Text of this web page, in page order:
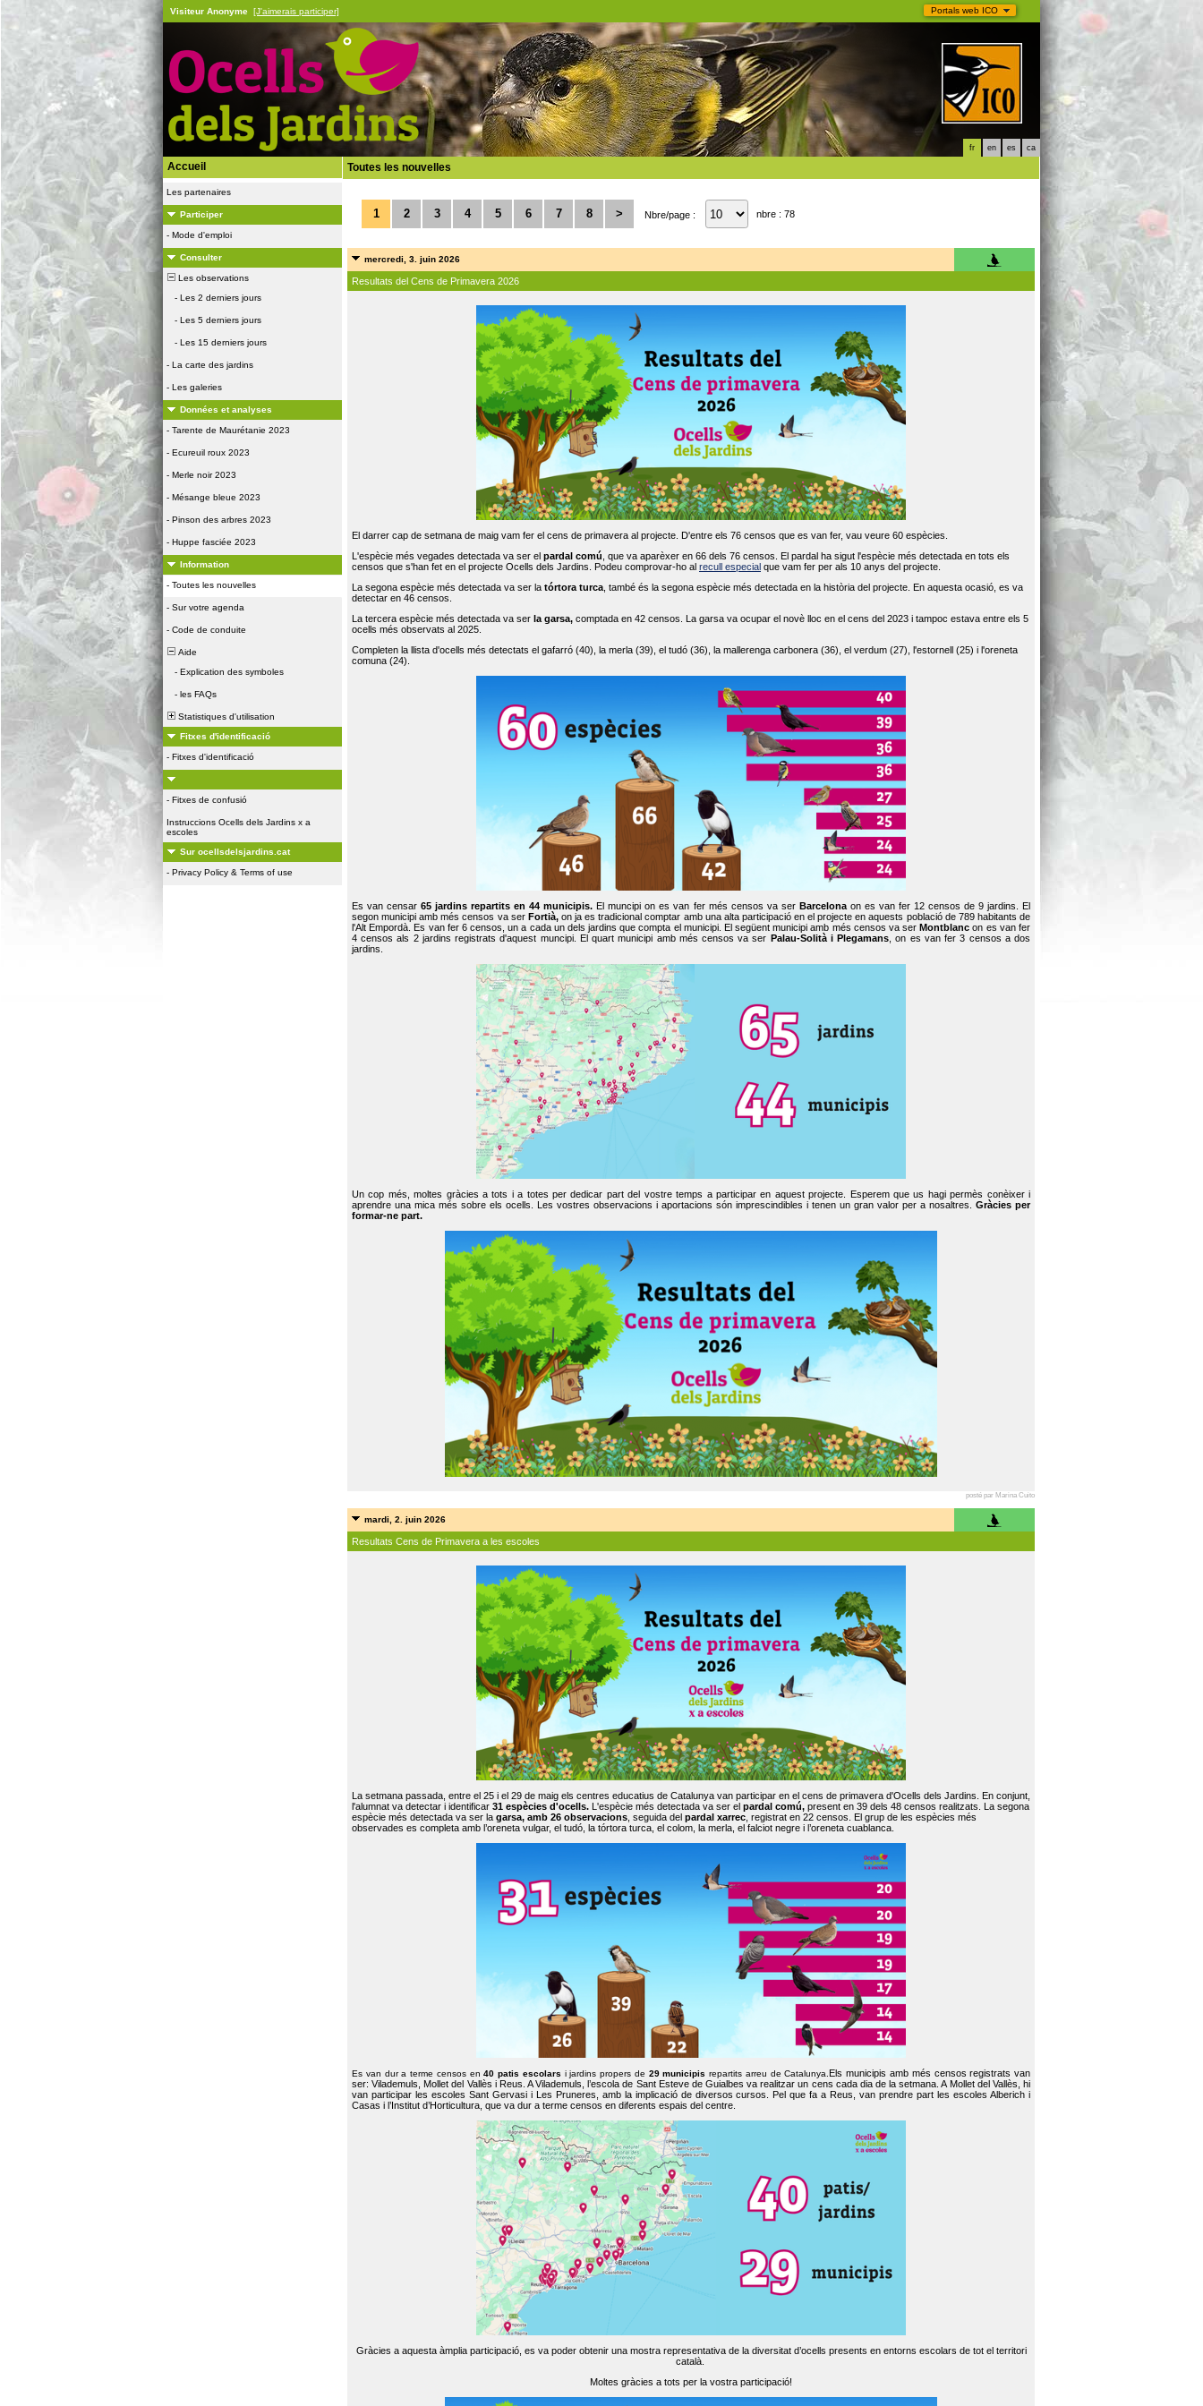
Portals web ICO
Visiteur Anonyme [J'aimerais participer]
fr en es ca
Accueil
Les partenaires
Participer
- Mode d'emploi
Consulter
Les observations
- Les 2 derniers jours
- Les 5 derniers jours
- Les 15 derniers jours
- La carte des jardins
- Les galeries
Données et analyses
- Tarente de Maurétanie 2023
- Ecureuil roux 2023
- Merle noir 2023
- Mésange bleue 2023
- Pinson des arbres 2023
- Huppe fasciée 2023
Information
- Toutes les nouvelles
- Sur votre agenda
- Code de conduite
Aide
- Explication des symboles
- les FAQs
Statistiques d'utilisation
Fitxes d'identificació
- Fitxes d'identificació
- Fitxes de confusió
Instruccions Ocells dels Jardins x a
escoles
Sur ocellsdelsjardins.cat
- Privacy Policy & Terms of use
Toutes les nouvelles
1 2 3 4 5 6 7 8 > Nbre/page : nbre : 78
mercredi, 3. juin 2026
Resultats del Cens de Primavera 2026
El darrer cap de setmana de maig vam fer el cens de primavera al projecte. D'entre els 76 censos que es van fer, vau veure 60 espècies.
L'espècie més vegades detectada va ser el pardal comú , que va aparèxer en 66 dels 76 censos. El pardal ha sigut l'espècie més detectada en tots els
censos que s'han fet en el projecte Ocells dels Jardins. Podeu comprovar-ho al recull especial que vam fer per als 10 anys del projecte.
La segona espècie més detectada va ser la tórtora turca , també és la segona espècie més detectada en la història del projecte. En aquesta ocasió, es va
detectar en 46 censos.
La tercera espècie més detectada va ser la garsa, comptada en 42 censos. La garsa va ocupar el novè lloc en el cens del 2023 i tampoc estava entre els 5
ocells més observats al 2025.
Completen la llista d'ocells més detectats el gafarró (40), la merla (39), el tudó (36), la mallerenga carbonera (36), el verdum (27), l'estornell (25) i l'oreneta
comuna (24).
Es van censar65 jardins repartits en 44 municipis. El muncipi on es van fer més censos va ser Barcelonaon es van fer 12 censos de 9 jardins. El
segon municipi amb més censos va ser Fortià, on ja es tradicional comptar amb una alta participació en el projecte en aquests població de 789 habitants de
l'Alt Empordà. Es van fer 6 censos, un a cada un dels jardins que compta el municipi. El següent municipi amb més censos va serMontblanc on es van fer
4 censos als 2 jardins registrats d'aquest muncipi. El quart municipi amb més censos va ser Palau-Solità i Plegamans , on es van fer 3 censos a dos
jardins.
Un cop més, moltes gràcies a tots i a totes per dedicar part del vostre temps a participar en aquest projecte. Esperem que us hagi permès conèixer i
aprendre una mica més sobre els ocells. Les vostres observacions i aportacions són imprescindibles i tenen un gran valor per a nosaltres. Gràcies per
formar-ne part.
posté par Marina Cuito
mardi, 2. juin 2026
Resultats Cens de Primavera a les escoles
La setmana passada, entre el 25 i el 29 de maig els centres educatius de Catalunya van participar en el cens de primavera d'Ocells dels Jardins. En conjunt,
l'alumnat va detectar i identificar 31 espècies d'ocells. L'espècie més detectada va ser el pardal comú, present en 39 dels 48 censos realitzats. La segona
espècie més detectada va ser la garsa, amb 26 observacions , seguida del pardal xarrec , registrat en 22 censos. El grup de les espècies més
observades es completa amb l’oreneta vulgar, el tudó, la tórtora turca, el colom, la merla, el falciot negre i l’oreneta cuablanca.
Es van dur a terme censos en40 patis escolars i jardins propers de 29 municipis repartits arreu de Catalunya. Els municipis amb més censos registrats van
ser: Vilademuls, Mollet del Vallès i Reus. A Vilademuls, l’escola de Sant Esteve de Guialbes va realitzar un cens cada dia de la setmana. A Mollet del Vallès, hi
van participar les escoles Sant Gervasi i Les Pruneres, amb la implicació de diversos cursos. Pel que fa a Reus, van prendre part les escoles Alberich i
Casas i l’Institut d’Horticultura, que va dur a terme censos en diferents espais del centre.
Gràcies a aquesta àmplia participació, es va poder obtenir una mostra representativa de la diversitat d’ocells presents en entorns escolars de tot el territori
català.
Moltes gràcies a tots per la vostra participació!